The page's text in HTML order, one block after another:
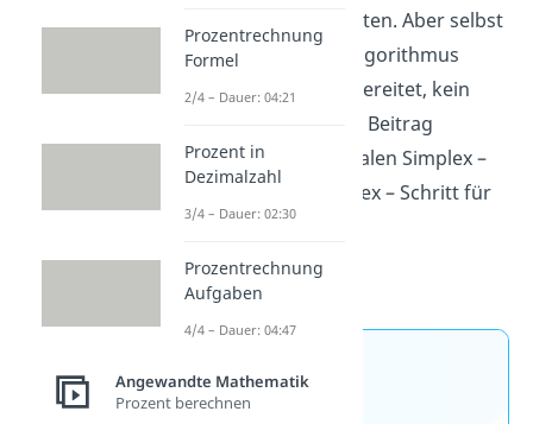
großen Probleme bereiten. Aber selbst
wenn dir der Simplex Algorithmus
noch Schwierigkeiten bereitet, kein
Problem! Im folgenden Beitrag
erklären wir dir den dualen Simplex –
auf englisch dual Simplex – Schritt für
Schritt mit Hilfe einer
Beispielrechnung.
Jetzt neu: Teste dein
Wissen mit unseren
Prozentrechnung
Formel
2/4 – Dauer: 04:21
Prozent in
Dezimalzahl
3/4 – Dauer: 02:30
Prozentrechnung
Aufgaben
4/4 – Dauer: 04:47
Angewandte Mathematik
Prozent berechnen